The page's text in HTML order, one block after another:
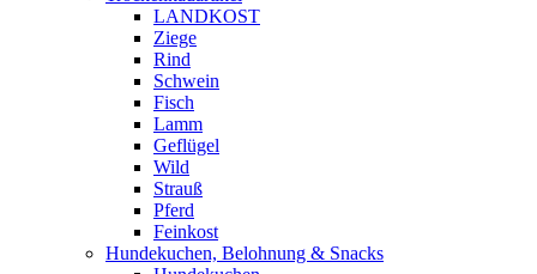
LANDKOST
Ziege
Rind
Schwein
Fisch
Lamm
Geflügel
Wild
Strauß
Pferd
Feinkost
Hundekuchen, Belohnung & Snacks